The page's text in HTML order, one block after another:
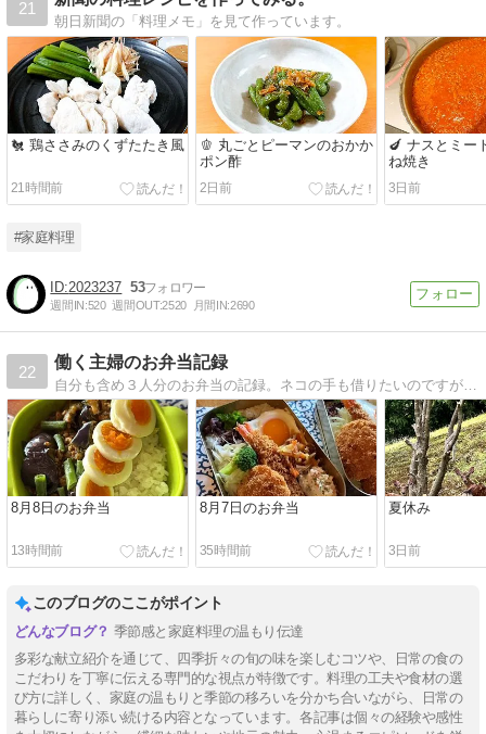
21
朝日新聞の「料理メモ」を見て作っています。
🐔 鶏ささみのくずたたき風
21時間前
🫑 丸ごとピーマンのおかか
ポン酢
2日前
🍆 ナスとミー
ね焼き
3日前
#家庭料理
2023237 53
週間IN:520 週間OUT:2520 月間IN:2690
22
働く主婦のお弁当記録
自分も含め３人分のお弁当の記録。ネコの手も借りたいのですが事務所にネコ２匹います。
8月8日のお弁当
13時間前
8月7日のお弁当
35時間前
夏休み
3日前
このブログのここがポイント
季節感と家庭料理の温もり伝達
多彩な献立紹介を通じて、四季折々の旬の味を楽しむコツや、日常の食の
こだわりを丁寧に伝える専門的な視点が特徴です。料理の工夫や食材の選
び方に詳しく、家庭の温もりと季節の移ろいを分かち合いながら、日常の
暮らしに寄り添い続ける内容となっています。各記事は個々の経験や感性